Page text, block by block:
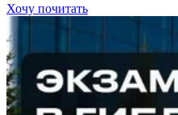
Хочу почитать